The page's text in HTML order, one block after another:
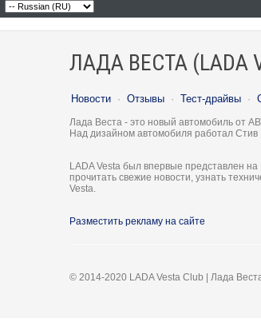
ЛАДА ВЕСТА (LADA
Новости · Отзывы · Тест-драйвы ·
Лада Веста - это новый автомобиль от
Над дизайном автомобиля работал Стив
LADA Vesta был впервые представлен
прочитать свежие новости, узнать
Vesta.
Разместить рекламу на сайте
© 2014-2020 LADA Vesta Club | Лада